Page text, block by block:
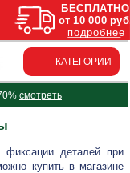
КАТЕГОРИИ
смотреть
деталей при
купить в магазине